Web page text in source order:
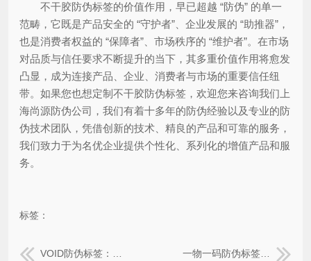
不干胶防伪标签的价值作用，早已超越 “防伪” 的单一
范畴，它既是产品安全的 “守护者”、企业发展的 “助推器”，
也是消费者权益的 “保障者”、市场秩序的 “维护者”。在市场
对品质与信任要求不断提升的当下，其多重价值作用将愈发
凸显，成为连接产品、企业、消费者与市场的重要信任纽
带。如果您也想定制不干胶防伪标签，欢迎您来咨询我们上
海尚源防伪公司，我们有着十多年的防伪经验以及专业的防
伪技术团队，凭借创新的技术、精良的产品和可靠的服务，
我们致力于为名优企业提供个性化、系列化的增值产品和服
务。
标签：
VOID防伪标签：留痕特性赋予的优势好处 一物一码防伪标签核心优势效果提炼